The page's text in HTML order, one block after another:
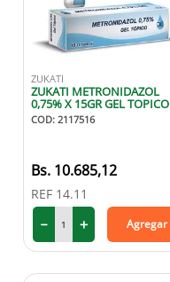
ZUKATI
ZUKATI METRONIDAZOL
0,75% X 15GR GEL TOPICO
COD: 2117516
10.685,12
REF 14.11
＋
－ Agregar